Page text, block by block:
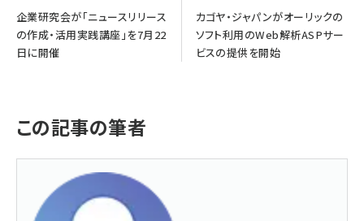
企業研究会が「ニュースリリース
の作成・活用実践講座」を7月22
日に開催
カゴヤ・ジャパンがオーリックの
ソフト利用のWeb解析ASPサー
ビスの提供を開始
この記事の筆者